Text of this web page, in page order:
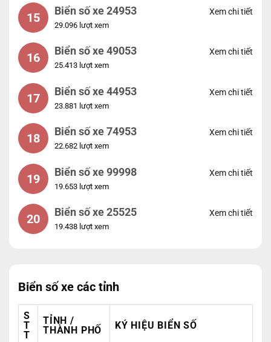
15 Biển số xe 24953
29.096 lượt xem
Xem chi tiết
16 Biển số xe 49053
25.413 lượt xem
Xem chi tiết
17 Biển số xe 44953
23.881 lượt xem
Xem chi tiết
18 Biển số xe 74953
22.682 lượt xem
Xem chi tiết
19 Biển số xe 99998
19.653 lượt xem
Xem chi tiết
20 Biển số xe 25525
19.438 lượt xem
Xem chi tiết
Biển số xe các tỉnh
S
T
T
TỈNH /
THÀNH PHỐ
KÝ HIỆU BIỂN SỐ